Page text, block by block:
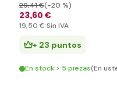
23,60 €
29,41 €(-20 %)
19,50 € Sin IVA
+ 23 puntos
En stock > 5 piezas(En